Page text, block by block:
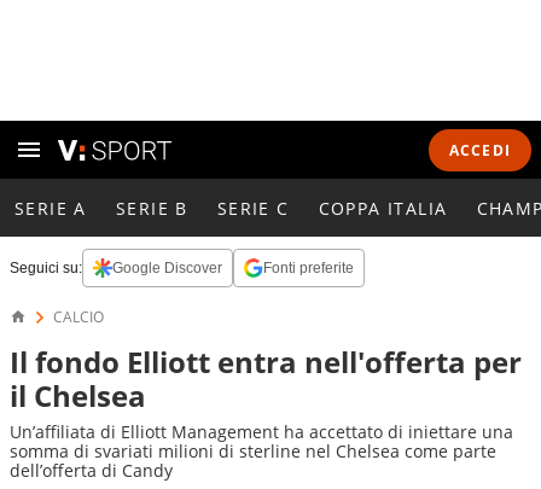
ACCEDI
SERIE A SERIE B SERIE C COPPA ITALIA
Seguici su: Google Discover Fonti preferite
CALCIO
Il fondo Elliott entra nell'offerta per
il Chelsea
Un’affiliata di Elliott Management ha accettato di iniettare una
somma di svariati milioni di sterline nel Chelsea come parte
dell’offerta di Candy